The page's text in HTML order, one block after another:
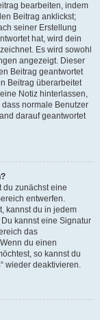
bearbeiten, indem
Beitrag anklickst;
seiner Erstellung
hat, wird dein
Es wird sowohl
angezeigt. Dieser
Beitrag geantwortet
Beitrag überarbeitet
Notiz hinterlassen,
normale Benutzer
darauf geantwortet
du zunächst eine
entwerfen.
kannst du in jedem
kannst eine Signatur
das
du einen
so kannst du
wieder deaktivieren.